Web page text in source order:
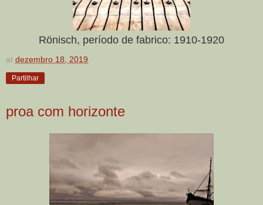
Rönisch, período de fabrico: 1910-1920
at dezembro 18, 2019
Partilhar
proa com horizonte